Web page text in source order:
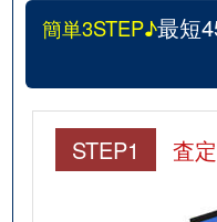
簡単3STEP♪最短
STEP1 査